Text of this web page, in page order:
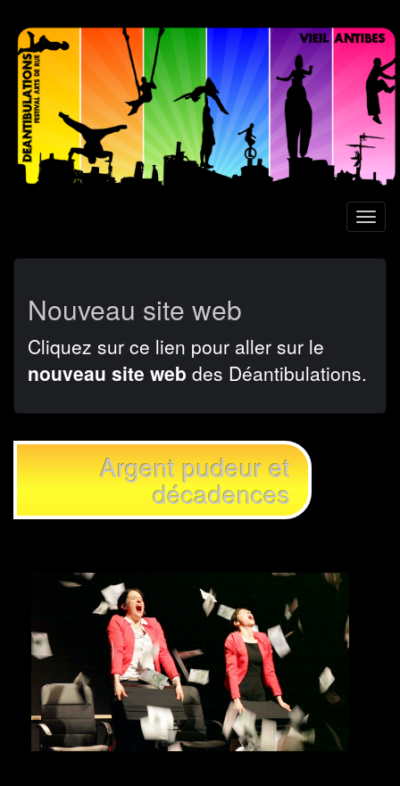
Aller
contenu
principal
Nouveau site web
Cliquez sur ce lien pour aller sur le
nouveau site web des Déantibulations.
Argent pudeur et
décadences